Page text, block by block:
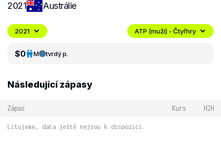
2021 Austrálie
2021 ATP (muži) - Čtyřhry
$0 M tvrdý p.
Následující zápasy
Zápas Kurs H2H
Litujeme, data ještě nejsou k dispozici.